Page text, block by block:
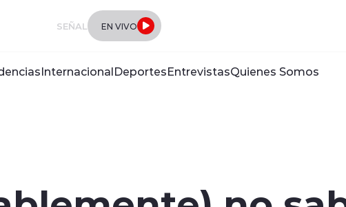
SEÑAL EN VIVO
InternacionalDeportesEntrevistasQuienes Somos